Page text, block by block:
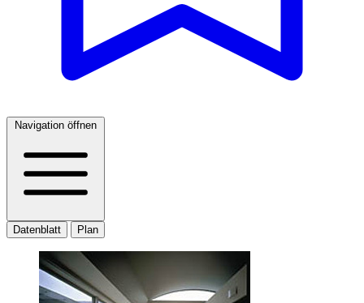
Navigation öffnen
Datenblatt Plan